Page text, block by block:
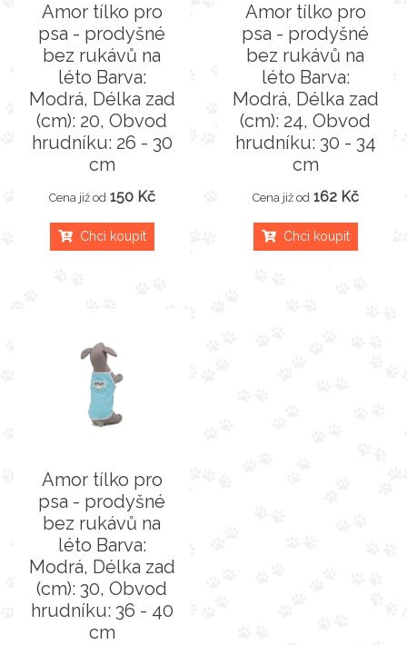
Amor tílko pro
psa - prodyšné
bez rukávů na
léto Barva:
Modrá, Délka zad
(cm): 20, Obvod
hrudníku: 26 - 30
cm
Cena již od 150 Kč
Chci koupit
Amor tílko pro
psa - prodyšné
bez rukávů na
léto Barva:
Modrá, Délka zad
(cm): 24, Obvod
hrudníku: 30 - 34
cm
Cena již od 162 Kč
Chci koupit
Amor tílko pro
psa - prodyšné
bez rukávů na
léto Barva:
Modrá, Délka zad
(cm): 30, Obvod
hrudníku: 36 - 40
cm